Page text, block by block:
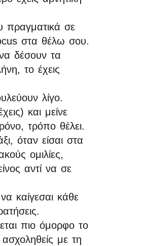
πραγματικά σε
στα θέλω σου.
δέσουν τα
το έχεις
λίγο.
και μείνε
τρόπο θέλει.
όταν είσαι στα
ομιλίες,
αντί να σε
καίγεσαι κάθε
πιο όμορφο το
με τη